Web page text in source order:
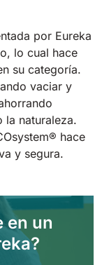
h
h
h
por Eureka
lo cual hace
su categoría.
vaciar y
la naturaleza.
hace
y segura.
en un